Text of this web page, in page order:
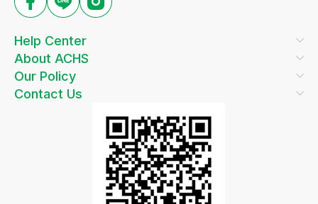
Help Center
About ACHS
Our Policy
Contact Us